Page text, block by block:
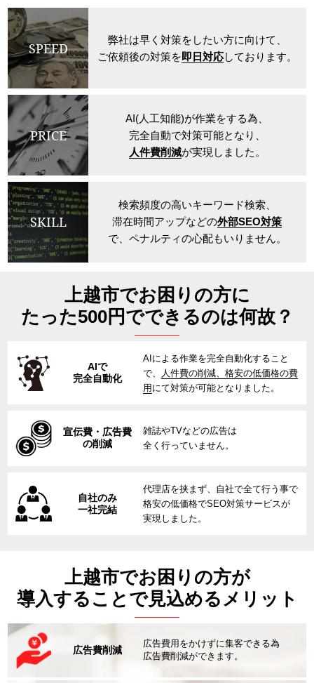
SPEED
弊社は早く対策をしたい方に向けて、
ご依頼後の対策を即日対応しております。
PRICE
AI(人工知能)が作業をする為、
完全自動で対策可能となり、
人件費削減が実現しました。
SKILL
検索頻度の高いキーワード検索、
滞在時間アップなどの外部SEO対策
で、ペナルティの心配もいりません。
上越市でお困りの方に
たった500円でできるのは何故？
AIで
完全自動化
AIによる作業を完全自動化すること
で、
人件費の削減、格安の低価格の費
用 にて対策が可能となりました。
宣伝費・広告費
の削減
雑誌やTVなどの広告は
全く行っていません。
自社のみ
一社完結
代理店を挟まず、自社で全て行う事で
格安の低価格でSEO対策サービスが
実現しました。
上越市でお困りの方が
導入することで見込めるメリット
広告費削減
広告費用をかけずに集客できる為
広告費削減ができます。